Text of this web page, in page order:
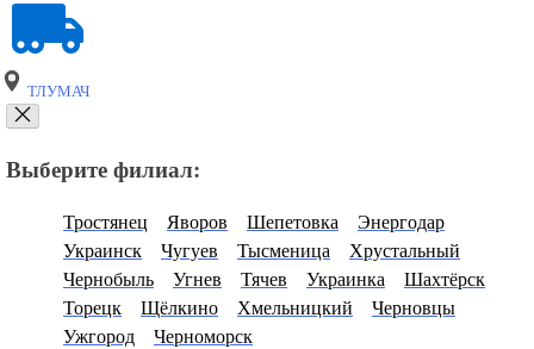
ТЛУМАЧ
Выберите филиал:
Тростянец Яворов Шепетовка
Энергодар
Украинск
Чугуев Тысменица
Хрустальный
Чернобыль
Угнев Тячев Украинка
Шахтёрск
Торецк
Щёлкино Хмельницкий
Черновцы
Ужгород
Черноморск